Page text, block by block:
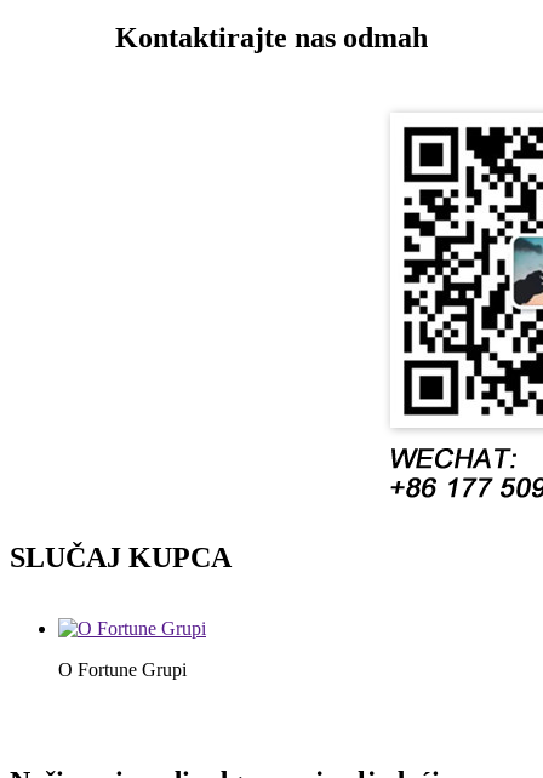
Kontaktirajte nas odmah
SLUČAJ KUPCA
O Fortune Grupi